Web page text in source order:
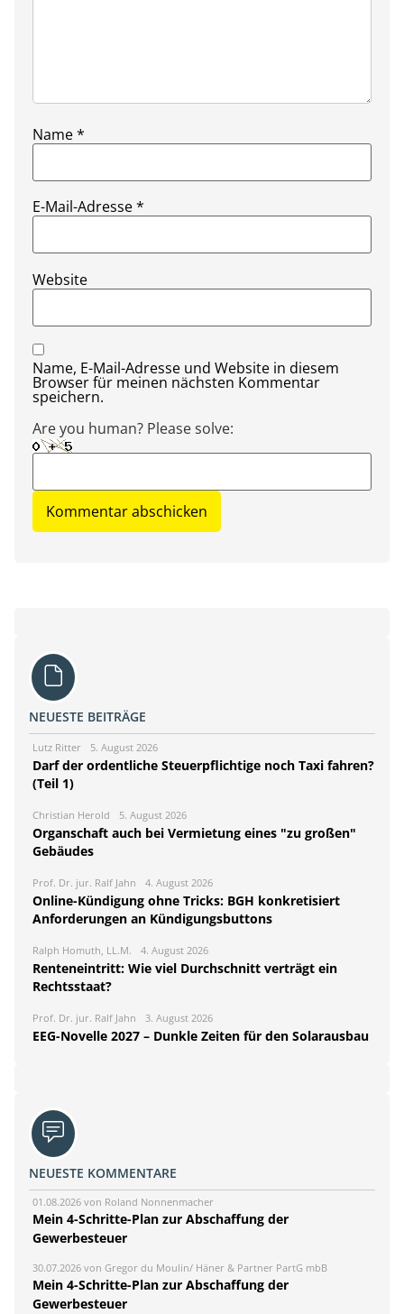
Name*
E-Mail-Adresse*
Website
Name, E-Mail-Adresse und Website in diesem
Browser für meinen nächsten Kommentar
speichern.
Are you human? Please solve:
NEUESTE BEITRÄGE
Lutz Ritter 5. August 2026
Darf der ordentliche Steuerpflichtige noch Taxi fahren?
(Teil 1)
Christian Herold 5. August 2026
Organschaft auch bei Vermietung eines "zu großen"
Gebäudes
Prof. Dr. jur. Ralf Jahn 4. August 2026
Online-Kündigung ohne Tricks: BGH konkretisiert
Anforderungen an Kündigungsbuttons
Ralph Homuth, LL.M. 4. August 2026
Renteneintritt: Wie viel Durchschnitt verträgt ein
Rechtsstaat?
Prof. Dr. jur. Ralf Jahn 3. August 2026
EEG-Novelle 2027 – Dunkle Zeiten für den Solarausbau
NEUESTE KOMMENTARE
01.08.2026 von Roland Nonnenmacher
Mein 4-Schritte-Plan zur Abschaffung der
Gewerbesteuer
30.07.2026 von Gregor du Moulin/ Häner & Partner PartG mbB
Mein 4-Schritte-Plan zur Abschaffung der
Gewerbesteuer